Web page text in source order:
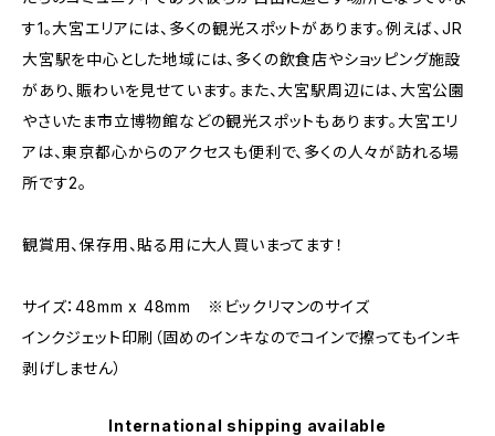
す1。大宮エリアには、多くの観光スポットがあります。例えば、JR
大宮駅を中心とした地域には、多くの飲食店やショッピング施設
があり、賑わいを見せています。また、大宮駅周辺には、大宮公園
やさいたま市立博物館などの観光スポットもあります。大宮エリ
アは、東京都心からのアクセスも便利で、多くの人々が訪れる場
所です2。
観賞用、保存用、貼る用に大人買いまってます！
サイズ：48mm x 48mm ※ビックリマンのサイズ
インクジェット印刷（固めのインキなのでコインで擦ってもインキ
剥げしません）
International shipping available